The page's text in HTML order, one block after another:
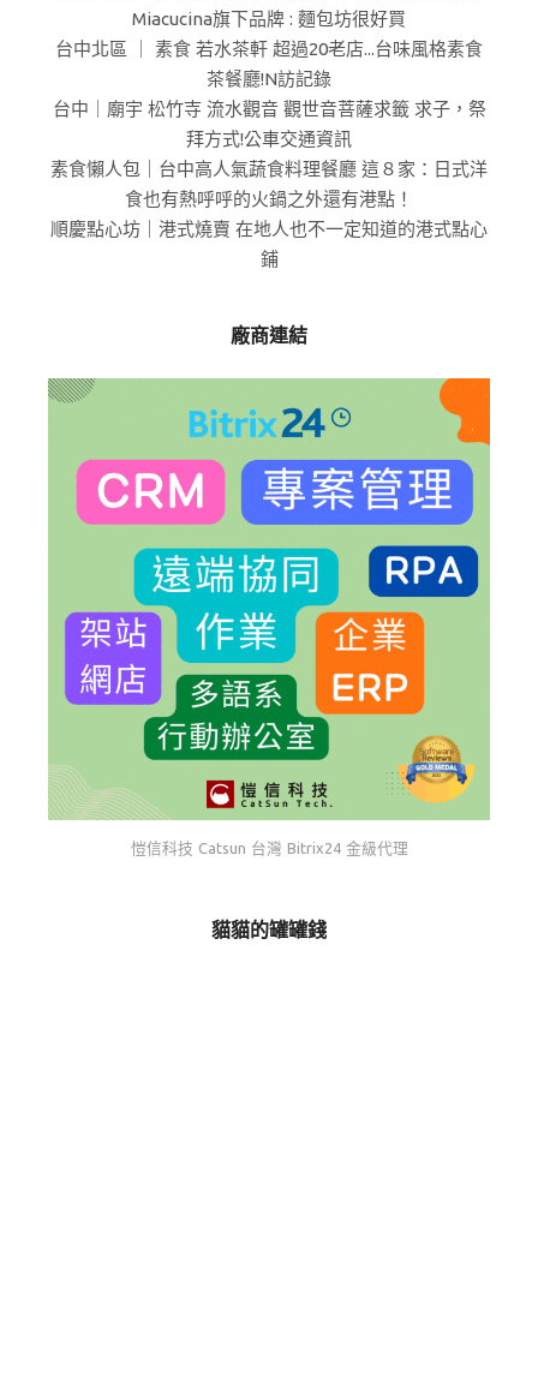
Miacucina旗下品牌 : 麵包坊很好買
台中北區 ｜ 素食 若水茶軒 超過20老店...台味風格素食
茶餐廳!N訪記錄
台中｜廟宇 松竹寺 流水觀音 觀世音菩薩求籤 求子，祭
拜方式!公車交通資訊
素食懶人包｜台中高人氣蔬食料理餐廳 這８家：日式洋
食也有熱呼呼的火鍋之外還有港點！
順慶點心坊｜港式燒賣 在地人也不一定知道的港式點心
鋪
廠商連結
愷信科技 Catsun 台灣 Bitrix24 金級代理
貓貓的罐罐錢